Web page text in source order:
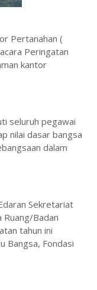
Pertanahan (
Peringatan
kantor
seluruh pegawai
nilai dasar bangsa
dalam
Sekretariat
Ruang/Badan
tahun ini
Bangsa, Fondasi